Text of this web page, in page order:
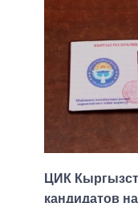
ЦИК
кандидатов